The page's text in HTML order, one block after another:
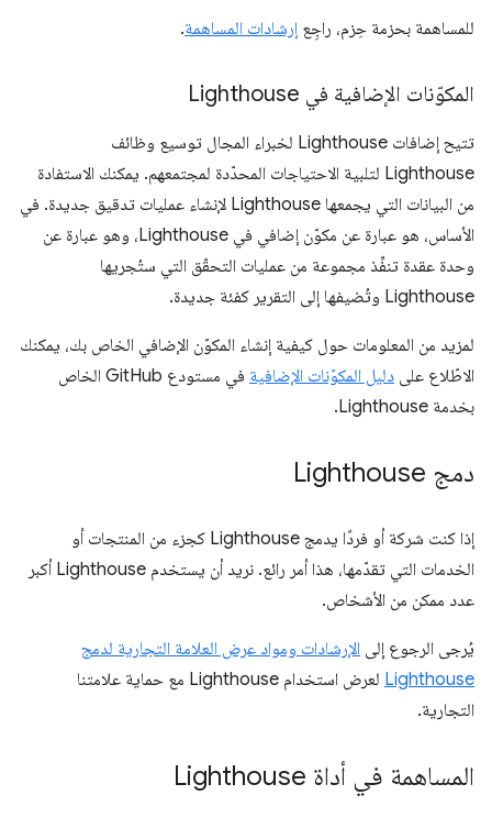
للمساهمة بحزمة حِزم، راجِع إرشادات المساهمة.
المكوّنات الإضافية في Lighthouse
تتيح إضافات Lighthouse لخبراء المجال توسيع وظائف
Lighthouse لتلبية الاحتياجات المحدّدة لمجتمعهم. يمكنك الاستفادة
من البيانات التي يجمعها Lighthouse لإنشاء عمليات تدقيق جديدة. في
الأساس، هو عبارة عن مكوّن إضافي في Lighthouse، وهو عبارة عن
وحدة عقدة تنفِّذ مجموعة من عمليات التحقّق التي ستُجريها
Lighthouse وتُضيفها إلى التقرير كفئة جديدة.
لمزيد من المعلومات حول كيفية إنشاء المكوّن الإضافي الخاص بك، يمكنك
الاطّلاع على دليل المكوّنات الإضافية
في مستودع GitHub الخاص
بخدمة Lighthouse.
دمج Lighthouse
إذا كنت شركة أو فردًا يدمج Lighthouse كجزء من المنتجات أو
الخدمات التي تقدّمها، هذا أمر رائع. نريد أن يستخدم Lighthouse أكبر
عدد ممكن من الأشخاص.
يُرجى الرجوع إلى الإرشادات ومواد عرض العلامة التجارية لدمج
Lighthouse
لعرض استخدام Lighthouse مع حماية علامتنا
التجارية.
المساهمة في أداة Lighthouse